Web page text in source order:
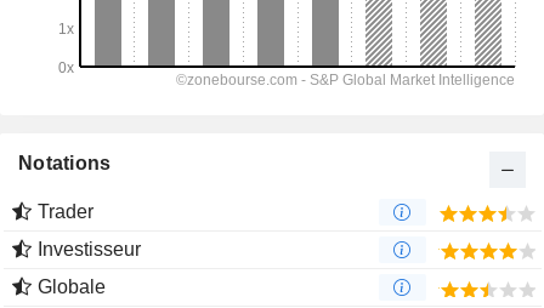
Notations
Trader
Investisseur
Globale